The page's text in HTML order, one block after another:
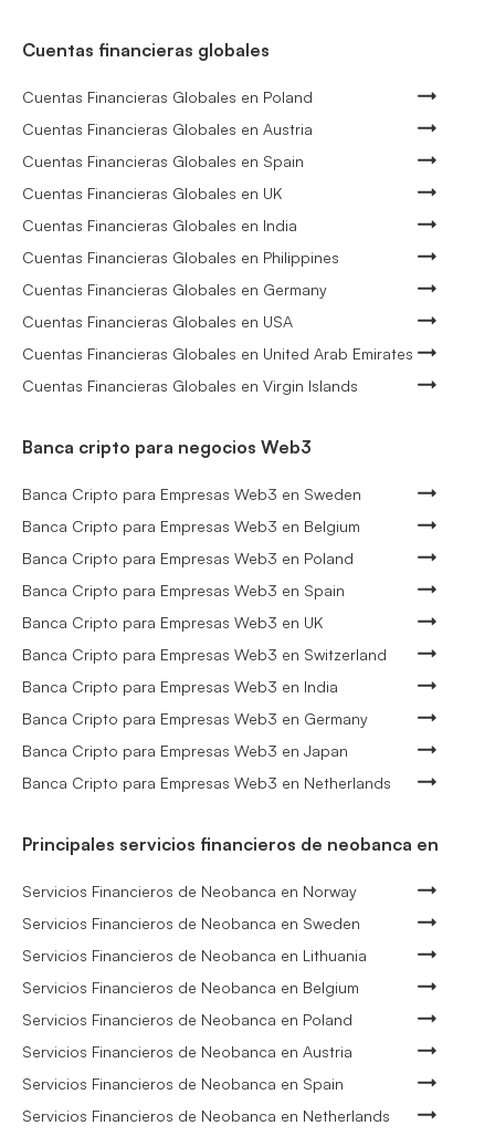
Cuentas financieras globales
Cuentas Financieras Globales en Poland
Cuentas Financieras Globales en Austria
Cuentas Financieras Globales en Spain
Cuentas Financieras Globales en UK
Cuentas Financieras Globales en India
Cuentas Financieras Globales en Philippines
Cuentas Financieras Globales en Germany
Cuentas Financieras Globales en USA
Cuentas Financieras Globales en United Arab Emirates
Cuentas Financieras Globales en Virgin Islands
Banca cripto para negocios Web3
Banca Cripto para Empresas Web3 en Sweden
Banca Cripto para Empresas Web3 en Belgium
Banca Cripto para Empresas Web3 en Poland
Banca Cripto para Empresas Web3 en Spain
Banca Cripto para Empresas Web3 en UK
Banca Cripto para Empresas Web3 en Switzerland
Banca Cripto para Empresas Web3 en India
Banca Cripto para Empresas Web3 en Germany
Banca Cripto para Empresas Web3 en Japan
Banca Cripto para Empresas Web3 en Netherlands
Principales servicios financieros de neobanca en
Servicios Financieros de Neobanca en Norway
Servicios Financieros de Neobanca en Sweden
Servicios Financieros de Neobanca en Lithuania
Servicios Financieros de Neobanca en Belgium
Servicios Financieros de Neobanca en Poland
Servicios Financieros de Neobanca en Austria
Servicios Financieros de Neobanca en Spain
Servicios Financieros de Neobanca en Netherlands